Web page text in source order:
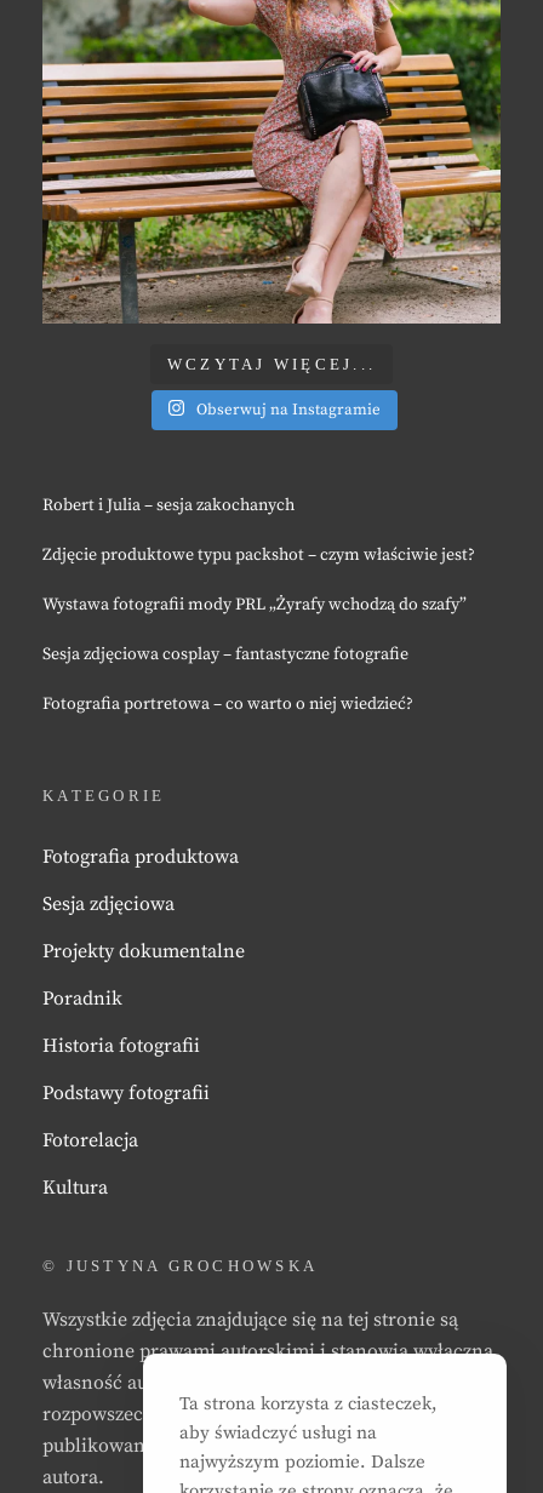
WCZYTAJ WIĘCEJ...
Obserwuj na Instagramie
Robert i Julia – sesja zakochanych
Zdjęcie produktowe typu packshot – czym właściwie jest?
Wystawa fotografii mody PRL „Żyrafy wchodzą do szafy”
Sesja zdjęciowa cosplay – fantastyczne fotografie
Fotografia portretowa – co warto o niej wiedzieć?
KATEGORIE
Fotografia produktowa
Sesja zdjęciowa
Projekty dokumentalne
Poradnik
Historia fotografii
Podstawy fotografii
Fotorelacja
Kultura
© JUSTYNA GROCHOWSKA
Wszystkie zdjęcia znajdujące się na tej stronie są
chronione prawami autorskimi i stanowią wyłączną
własność autora strony. Zabrania się kopiowania,
rozpowszechniania, reprodukowania,
publikowania, i/lub modyfikowania zdjęć bez zgody
autora.
Ta strona korzysta z ciasteczek,
aby świadczyć usługi na
najwyższym poziomie. Dalsze